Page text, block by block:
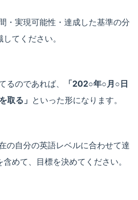
・実現可能性・達成した基準の分
てください。
るのであれば、
「202○年○月○日
取る」 といった形になります。
の自分の英語レベルに合わせて達
めて、目標を決めてください。